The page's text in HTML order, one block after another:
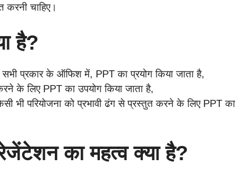
करनी चाहिए।
है?
प्रकार के ऑफिश में, PPT का प्रयोग किया जाता है,
के लिए PPT का उपयोग किया जाता है,
भी परियोजना को प्रभावी ढंग से प्रस्तुत करने के लिए PPT का
का महत्व क्या है?